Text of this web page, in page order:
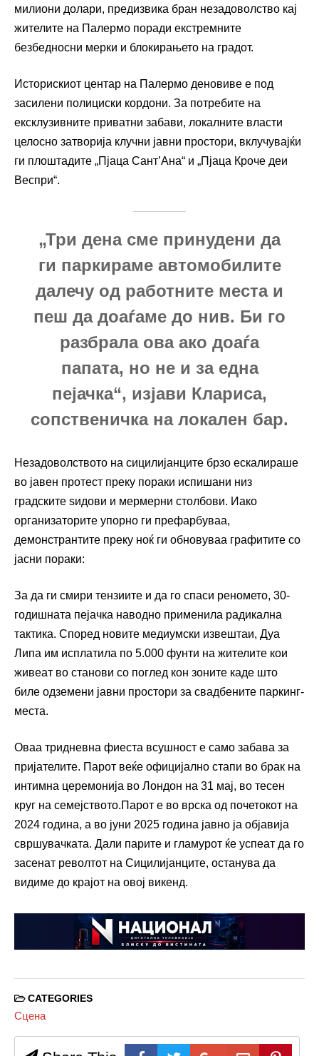
милиони долари, предизвика бран незадоволство кај
жителите на Палермо поради екстремните
безбедносни мерки и блокирањето на градот.
Историскиот центар на Палермо деновиве е под
засилени полициски кордони. За потребите на
ексклузивните приватни забави, локалните власти
целосно затворија клучни јавни простори, вклучувајќи
ги плоштадите „Пјаца Сант’Ана“ и „Пјаца Кроче деи
Веспри“.
„Три дена сме принудени да
ги паркираме автомобилите
далечу од работните места и
пеш да доаѓаме до нив. Би го
разбрала ова ако доаѓа
папата, но не и за една
пејачка“, изјави Клариса,
сопственичка на локален бар.
Незадоволството на сицилијанците брзо ескалираше
во јавен протест преку пораки испишани низ
градските ѕидови и мермерни столбови. Иако
организаторите упорно ги префарбуваа,
демонстрантите преку ноќ ги обновуваа графитите со
јасни пораки:
За да ги смири тензиите и да го спаси реномето, 30-
годишната пејачка наводно применила радикална
тактика. Според новите медиумски извештаи, Дуа
Липа им исплатила по 5.000 фунти на жителите кои
живеат во станови со поглед кон зоните каде што
биле одземени јавни простори за свадбените паркинг-
места.
Оваа тридневна фиеста всушност е само забава за
пријателите. Парот веќе официјално стапи во брак на
интимна церемонија во Лондон на 31 мај, во тесен
круг на семејството.Парот е во врска од почетокот на
2024 година, а во јуни 2025 година јавно ја објавија
свршувачката. Дали парите и гламурот ќе успеат да го
засенат револтот на Сицилијанците, останува да
видиме до крајот на овој викенд.
CATEGORIES
Сцена